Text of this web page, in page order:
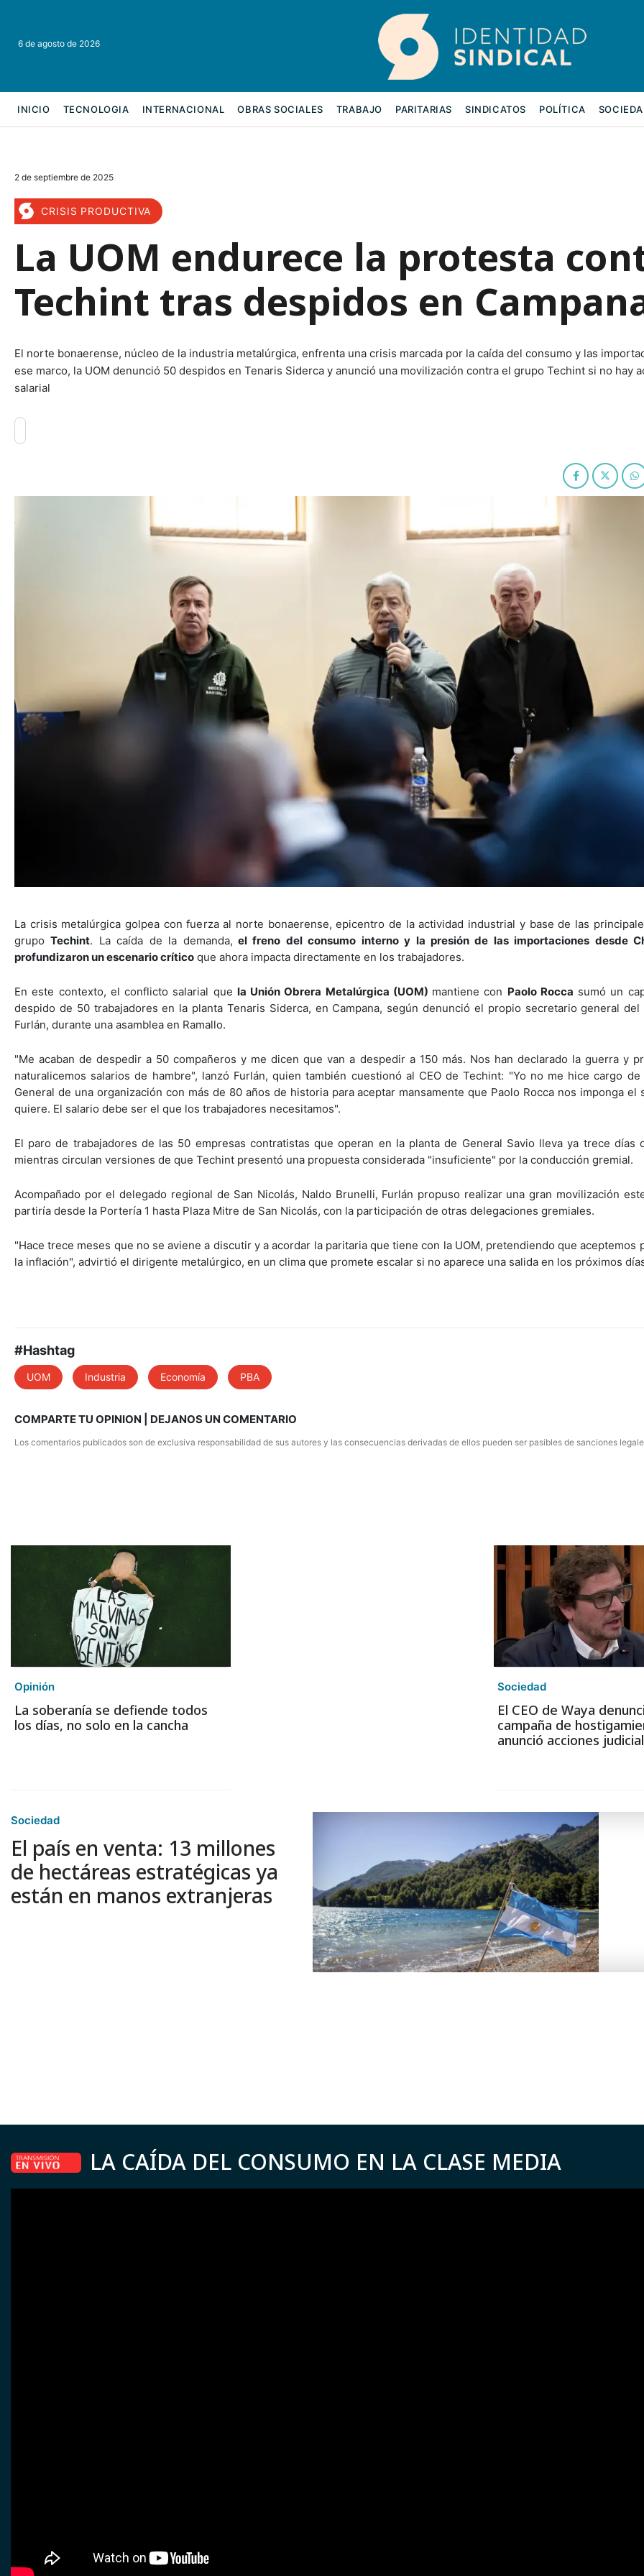
6 de agosto de 2026
INICIO TECNOLOGIA INTERNACIONAL OBRAS SOCIALES TRABAJO PARITARIAS SINDICATOS POLÍTICA
2 de septiembre de 2025
CRISIS PRODUCTIVA
La UOM endurece la protesta
Techint tras despidos en
El norte bonaerense, núcleo de la industria metalúrgica, enfrenta una crisis marcada por la caída del consumo y las
ese marco, la UOM denunció 50 despidos en Tenaris Siderca y anunció una movilización contra el grupo Techint si no hay
salarial
La crisis metalúrgica golpea con fuerza al norte bonaerense, epicentro de la actividad industrial y base de las
grupoTechint. La caída de la demanda, el freno del consumo interno y la presión de las importaciones desde
profundizaron un escenario crítico que ahora impacta directamente en los trabajadores.
En este contexto, el conflicto salarial que la Unión Obrera Metalúrgica (UOM) mantiene con Paolo Rocca sumó un
despido de 50 trabajadores en la planta Tenaris Siderca, en Campana, según denunció el propio secretario general del
Furlán, durante una asamblea en Ramallo.
"Me acaban de despedir a 50 compañeros y me dicen que van a despedir a 150 más. Nos han declarado la guerra y
naturalicemos salarios de hambre", lanzó Furlán, quien también cuestionó al CEO de Techint: "Yo no me hice cargo
General de una organización con más de 80 años de historia para aceptar mansamente que Paolo Rocca nos imponga el
quiere. El salario debe ser el que los trabajadores necesitamos".
El paro de trabajadores de las 50 empresas contratistas que operan en la planta de General Savio lleva ya trece días
mientras circulan versiones de que Techint presentó una propuesta considerada "insuficiente" por la conducción gremial.
Acompañado por el delegado regional de San Nicolás, Naldo Brunelli, Furlán propuso realizar una gran movilización
partiría desde la Portería 1 hasta Plaza Mitre de San Nicolás, con la participación de otras delegaciones gremiales.
"Hace trece meses que no se aviene a discutir y a acordar la paritaria que tiene con la UOM, pretendiendo que aceptemos
la inflación", advirtió el dirigente metalúrgico, en un clima que promete escalar si no aparece una salida en los próximos
#Hashtag
UOM Industria Economía PBA
COMPARTE TU OPINION | DEJANOS UN COMENTARIO
Los comentarios publicados son de exclusiva responsabilidad de sus autores y las consecuencias derivadas de ellos pueden ser pasibles de sanciones
Opinión
La soberanía se defiende todos
los días, no solo en la cancha
Sociedad
El CEO de Waya
campaña de
anunció acciones
Sociedad
El país en venta: 13 millones
de hectáreas estratégicas ya
están en manos extranjeras
LA CAÍDA DEL CONSUMO EN LA CLASE MEDIA